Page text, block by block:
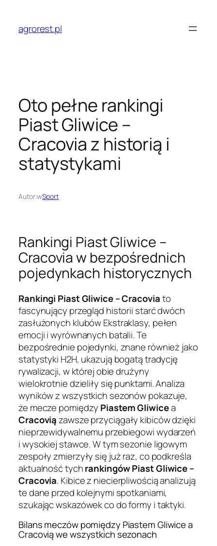
treściagrorest.pl
Oto pełne rankingi
Piast Gliwice –
Cracovia z historią i
statystykami
Autor:wSport
Rankingi Piast Gliwice –
Cracovia w bezpośrednich
pojedynkach historycznych
Rankingi Piast Gliwice – Cracoviato
fascynujący przegląd historii starć dwóch
zasłużonych klubów Ekstraklasy, pełen
emocji i wyrównanych batalii. Te
bezpośrednie pojedynki, znane również jako
statystyki H2H, ukazują bogatą tradycję
rywalizacji, w której obie drużyny
wielokrotnie dzieliły się punktami. Analiza
wyników z wszystkich sezonów pokazuje,
że mecze pomiędzy Piastem Gliwicea
Cracoviązawsze przyciągały kibiców dzięki
nieprzewidywalnemu przebiegowi wydarzeń
i wysokiej stawce. W tym sezonie ligowym
zespoły zmierzyły się już raz, co podkreśla
aktualność tychrankingów Piast Gliwice –
Cracovia. Kibice z niecierpliwością analizują
te dane przed kolejnymi spotkaniami,
szukając wskazówek co do formy i taktyki.
Bilans meczów pomiędzy Piastem Gliwice a
Cracovią we wszystkich sezonach